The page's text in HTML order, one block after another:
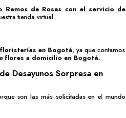
Ramos de Rosas con el servicio de
tienda virtual.
floristerías en Bogotá, ya que contamos
flores a domicilio en Bogotá.
Desayunos Sorpresa en
son las más solicitadas en el mundo